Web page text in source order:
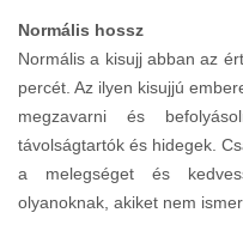
Normális hossz
Normális a kisujj abban az
percét. Az ilyen kisujjú
megzavarni és
távolságtartók és hidegek.
a melegséget és
olyanoknak, akiket nem